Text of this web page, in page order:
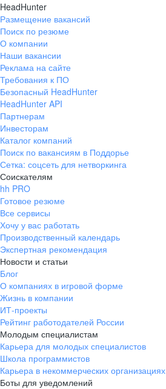
HeadHunter
Размещение вакансий
Поиск по резюме
О компании
Наши вакансии
Реклама на сайте
Требования к ПО
Безопасный HeadHunter
HeadHunter API
Партнерам
Инвесторам
Каталог компаний
Поиск по вакансиям в Поддорье
Сетка: соцсеть для нетворкинга
Соискателям
hh PRO
Готовое резюме
Все сервисы
Хочу у вас работать
Производственный календарь
Экспертная рекомендация
Новости и статьи
Блог
О компаниях в игровой форме
Жизнь в компании
ИТ-проекты
Рейтинг работодателей России
Молодым специалистам
Карьера для молодых специалистов
Школа программистов
Карьера в некоммерческих организациях
Боты для уведомлений